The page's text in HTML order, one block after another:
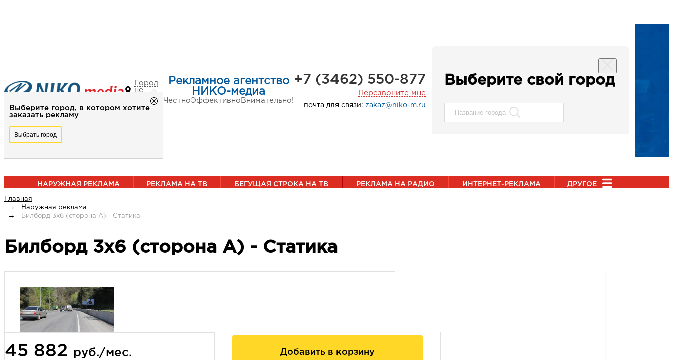
Город
не
выбран
Выберите город, в котором хотите
заказать рекламу
Выбрать город
Рекламное агентство
НИКО-медиа
ЧестноЭффективно Внимательно!
+7 (3462) 550-877
Перезвоните мне
почта для связи: zakaz@niko-m.ru
Выберите свой город
НАРУЖНАЯ РЕКЛАМА РЕКЛАМА НА ТВ БЕГУЩАЯ СТРОКА НА ТВ РЕКЛАМА НА РАДИО ИНТЕРНЕТ-РЕКЛАМА ДРУГОЕ
Главная
Наружная реклама
Билборд 3х6 (сторона А) - Статика
Билборд 3х6 (сторона А) - Статика
45 882 руб./мес. Добавить в корзину